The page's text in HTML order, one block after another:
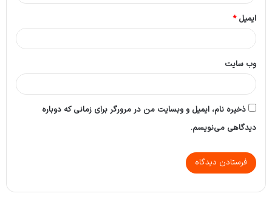
ایمیل*
وب‌ سایت
ذخیره نام، ایمیل و وبسایت من در مرورگر برای زمانی که دوباره
دیدگاهی می‌نویسم.